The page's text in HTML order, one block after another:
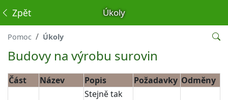
Úkoly
Zpět
Pomoc Úkoly
Budovy na výrobu surovin
Část Název Popis Požadavky Odměny
Stejně tak